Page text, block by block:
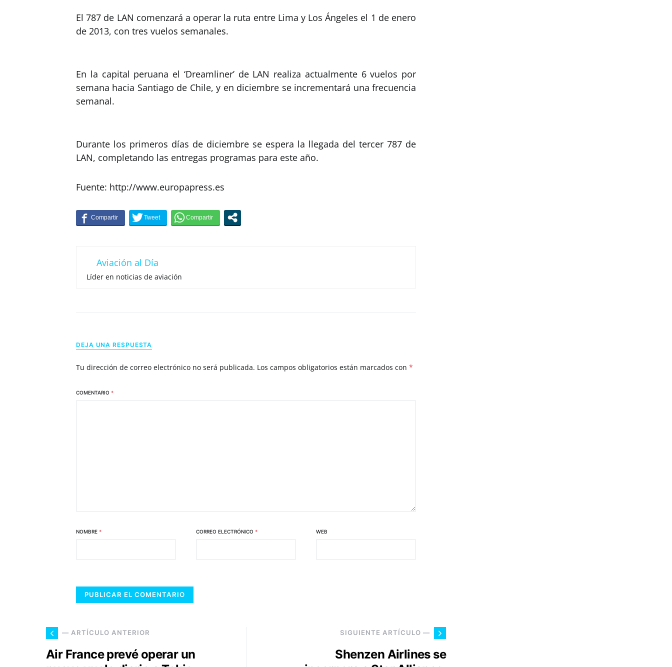
El 787 de LAN comenzará a operar la ruta entre Lima y Los Ángeles el 1 de enero
de 2013, con tres vuelos semanales.
En la capital peruana el ‘Dreamliner’ de LAN realiza actualmente 6 vuelos por
semana hacia Santiago de Chile, y en diciembre se incrementará una frecuencia
semanal.
Durante los primeros días de diciembre se espera la llegada del tercer 787 de
LAN, completando las entregas programas para este año.
Fuente: http://www.europapress.es
Aviación al Día
Líder en noticias de aviación
DEJA UNA RESPUESTA
Tu dirección de correo electrónico no será publicada. Los campos obligatorios están marcados con *
COMENTARIO *
NOMBRE * CORREO ELECTRÓNICO * WEB
— ARTÍCULO ANTERIOR
Air France prevé operar un
SIGUIENTE ARTÍCULO —
Shenzen Airlines se